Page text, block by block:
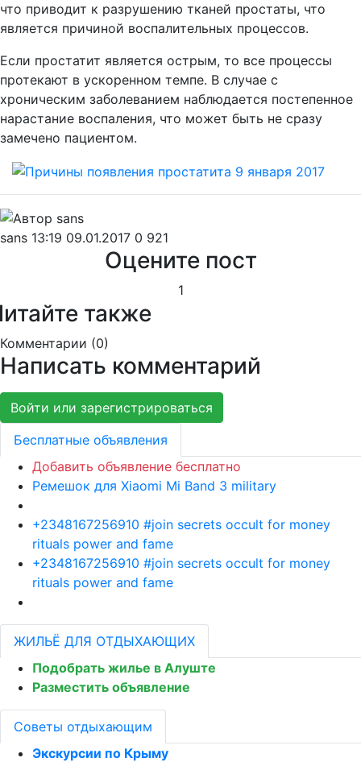
что приводит к разрушению тканей простаты, что
является причиной воспалительных процессов.
Если простатит является острым, то все процессы
протекают в ускоренном темпе. В случае с
хроническим заболеванием наблюдается постепенное
нарастание воспаления, что может быть не сразу
замечено пациентом.
sans 13:19 09.01.2017 0 921
Оцените пост
1
также
Комментарии (0)
Написать комментарий
Войти или зарегистрироваться
Бесплатные объявления
Добавить объявление бесплатно
Ремешок для Xiaomi Mi Band 3 military
+2348167256910 #join secrets occult for money
rituals power and fame
+2348167256910 #join secrets occult for money
rituals power and fame
ЖИЛЬЁ ДЛЯ ОТДЫХАЮЩИХ
Подобрать жилье в Алуште
Разместить объявление
Советы отдыхающим
Экскурсии по Крыму